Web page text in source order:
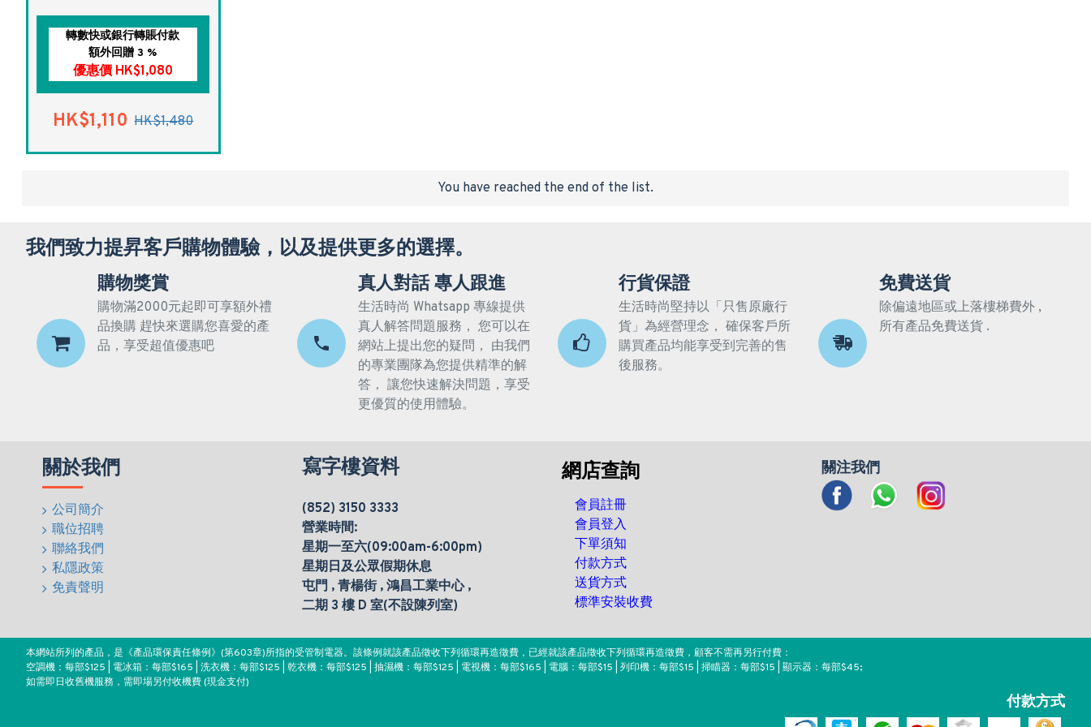
轉數快或銀行轉賬付款
額外回贈 3 %
優惠價 HK$1,080
HK$1,110 HK$1,480
You have reached the end of the list.
我們致力提昇客戶購物體驗，以及提供更多的選擇。
購物獎賞
購物滿2000元起即可享額外禮
品換購 趕快來選購您喜愛的產
品，享受超值優惠吧
真人對話 專人跟進
生活時尚 Whatsapp 專線提供
真人解答問題服務， 您可以在
網站上提出您的疑問， 由我們
的專業團隊為您提供精準的解
答， 讓您快速解決問題，享受
更優質的使用體驗。
行貨保證
生活時尚堅持以「只售原廠行
貨」為經營理念， 確保客戶所
購買產品均能享受到完善的售
後服務。
免費送貨
除偏遠地區或上落樓梯費外 ,
所有產品免費送貨 .
關於我們
公司簡介
職位招聘
聯絡我們
私隱政策
免責聲明
寫字樓資料
(852) 3150 3333
營業時間:
星期一至六(09:00am-6:00pm)
星期日及公眾假期休息
屯門 , 青楊街 , 鴻昌工業中心 ,
二期 3 樓 D 室(不設陳列室)
網店查詢
會員註冊
會員登入
下單須知
付款方式
送貨方式
標準安裝收費
關注我們
本網站所列的產品，是《產品環保責任條例》(第603章)所指的受管制電器。該條例就該產品徵收下列循環再造徵費，已經就該產品徵收下列循環再造徵費，顧客不需再另行付費：
空調機：每部$125 | 電冰箱：每部$165 | 洗衣機：每部$125 | 乾衣機：每部$125 | 抽濕機：每部$125 | 電視機：每部$165 | 電腦：每部$15 | 列印機：每部$15 | 掃瞄器：每部$15 | 顯示器：每部$45;
如需即日收舊機服務，需即場另付收機費 (現金支付)
付款方式